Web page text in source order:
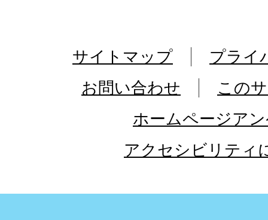
サイトマップ
プライ
お問い合わせ
この
ホームページア
アクセシビリティ